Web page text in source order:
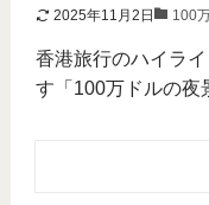
2025年11月2日 100
香港旅行のハイラ
す「100万ドルの夜